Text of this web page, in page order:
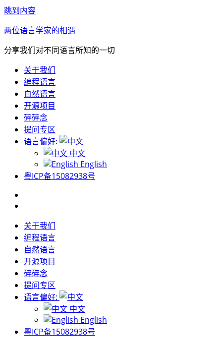
跳到内容
两位语言学家的相遇
分享我们对不同语言所知的一切
关于我们
编程语言
自然语言
开源项目
碎碎念
提问专区
语言偏好:
中文
English
粤ICP备15082938号
关于我们
编程语言
自然语言
开源项目
碎碎念
提问专区
语言偏好:
中文
English
粤ICP备15082938号